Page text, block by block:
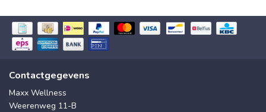
Contactgegevens
Maxx Wellness
Weerenweg 11-B